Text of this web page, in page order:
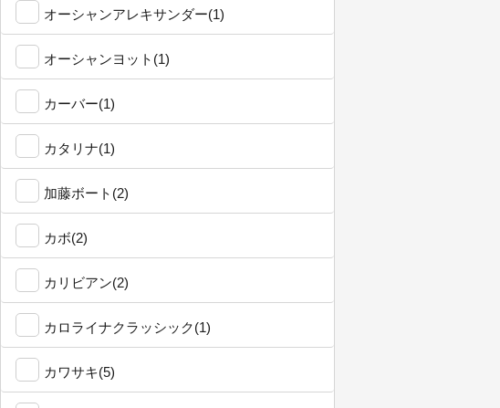
オーシャンアレキサンダー(1)
オーシャンヨット(1)
カーバー(1)
カタリナ(1)
加藤ボート(2)
カボ(2)
カリビアン(2)
カロライナクラッシック(1)
カワサキ(5)